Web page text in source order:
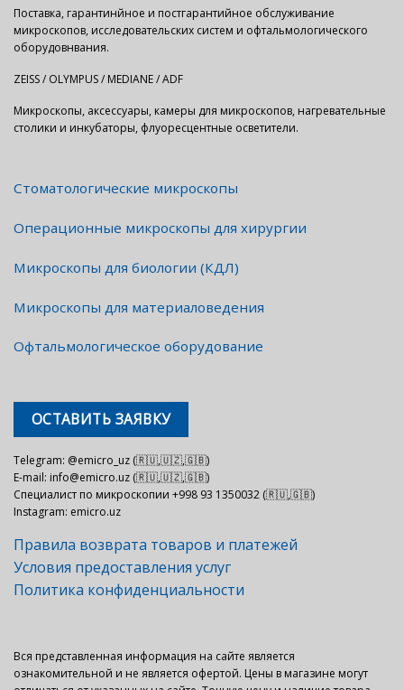
Поставка, гарантинйное и постгарантийное обслуживание
микроскопов, исследовательских систем и офтальмологического
оборудовнвания.
ZEISS / OLYMPUS / MEDIANE / ADF
Микроскопы, аксессуары, камеры для микроскопов, нагревательные
столики и инкубаторы, флуоресцентные осветители.
Стоматологические микроскопы
Операционные микроскопы для хирургии
Микроскопы для биологии (КДЛ)
Микроскопы для материаловедения
Офтальмологическое оборудование
ОСТАВИТЬ ЗАЯВКУ
Telegram: @emicro_uz (🇷🇺,🇺🇿,🇬🇧)
E-mail: info@emicro.uz (🇷🇺,🇺🇿,🇬🇧)
Специалист по микроскопии +998 93 1350032 (🇷🇺,🇬🇧)
Instagram: emicro.uz
Правила возврата товаров и платежей
Условия предоставления услуг
Политика конфиденциальности
Вся представленная информация на сайте является
ознакомительной и не является офертой. Цены в магазине могут